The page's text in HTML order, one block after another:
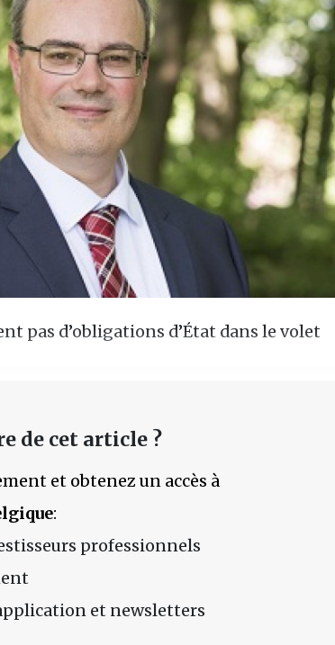
pas d’obligations d’État dans le volet
de cet article ?
et obtenez un accès à
:
professionnels
et newsletters